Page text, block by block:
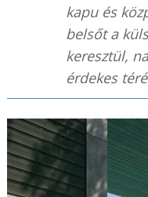
kapu és
belsőt a
keresztül,
érdekes